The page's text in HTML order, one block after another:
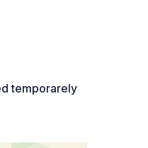
temporarely